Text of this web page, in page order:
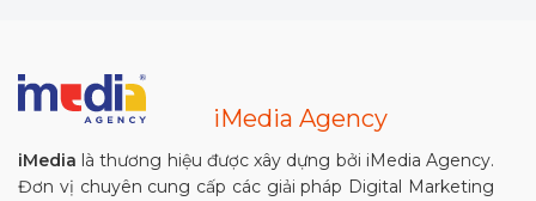
iMedia Agency
iMedia là thương hiệu được xây dựng bởi iMedia Agency.
Đơn vị chuyên cung cấp các giải pháp Digital Marketing